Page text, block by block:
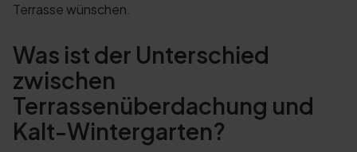
Terrasse wünschen.
Was ist der Unterschied
zwischen
Terrassenüberdachung und
Kalt-Wintergarten?